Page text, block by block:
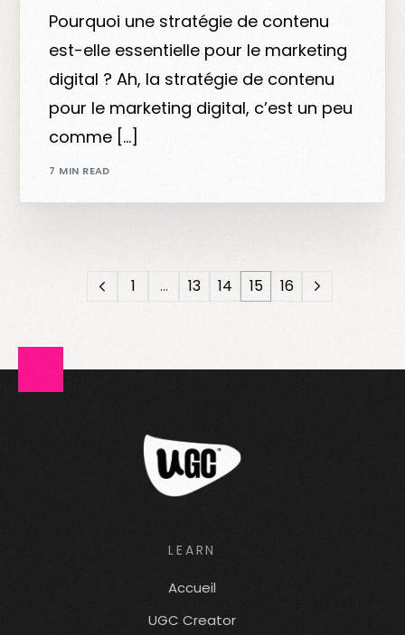
Pourquoi une stratégie de contenu
est-elle essentielle pour le marketing
digital ? Ah, la stratégie de contenu
pour le marketing digital, c’est un peu
comme […]
7 MIN READ
1 … 13 14 15 16
LEARN
Accueil
UGC Creator